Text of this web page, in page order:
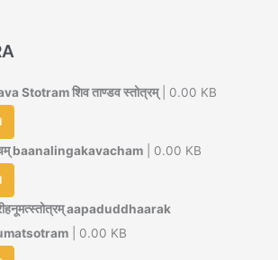
Stotram शिव ताण्डव स्तोत्रम्| 0.00 KB
baanalingakavacham | 0.00 KB
aapaduddhaarak
| 0.00 KB